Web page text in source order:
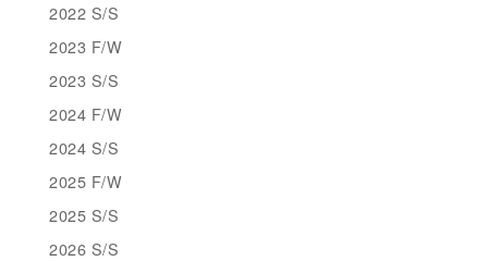
2022 S/S
2023 F/W
2023 S/S
2024 F/W
2024 S/S
2025 F/W
2025 S/S
2026 S/S